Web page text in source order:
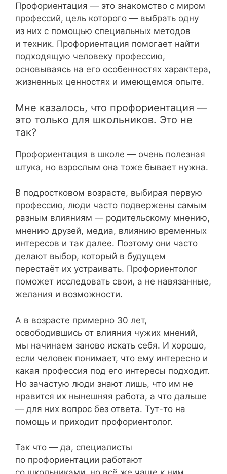
Профориентация — это знакомство с миром
профессий, цель которого — выбрать одну
из них с помощью специальных методов
и техник. Профориентация помогает найти
подходящую человеку профессию,
основываясь на его особенностях характера,
жизненных ценностях и имеющемся опыте.
Мне казалось, что профориентация —
это только для школьников. Это не
так?
Профориентация в школе — очень полезная
штука, но взрослым она тоже бывает нужна.
В подростковом возрасте, выбирая первую
профессию, люди часто подвержены самым
разным влияниям — родительскому мнению,
мнению друзей, медиа, влиянию временных
интересов и так далее. Поэтому они часто
делают выбор, который в будущем
перестаёт их устраивать. Профориентолог
поможет исследовать свои, а не навязанные,
желания и возможности.
А в возрасте примерно 30 лет,
освободившись от влияния чужих мнений,
мы начинаем заново искать себя. И хорошо,
если человек понимает, что ему интересно и
какая профессия под его интересы подходит.
Но зачастую люди знают лишь, что им не
нравится их нынешняя работа, а что дальше
— для них вопрос без ответа. Тут-то на
помощь и приходит профориентолог.
Так что — да, специалисты
по профориентации работают